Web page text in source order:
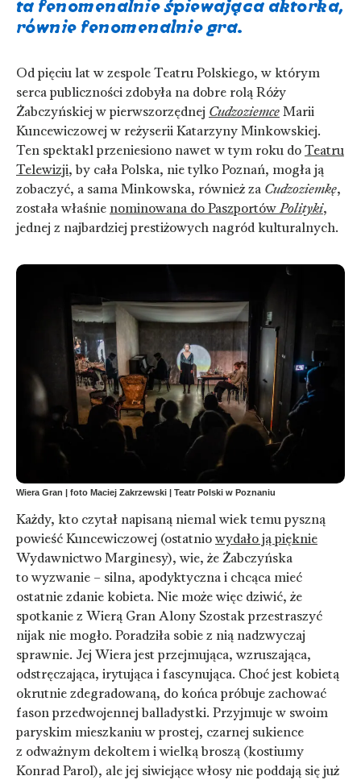
ta fenomenalnie śpiewająca aktorka,
równie fenomenalnie gra.
Od pięciu lat w zespole Teatru Polskiego, w którym
serca publiczności zdobyła na dobre rolą Róży
Żabczyńskiej w pierwszorzędnej Cudzoziemce Marii
Kuncewiczowej w reżyserii Katarzyny Minkowskiej.
Ten spektakl przeniesiono nawet w tym roku do Teatru
Telewizji, by cała Polska, nie tylko Poznań, mogła ją
zobaczyć, a sama Minkowska, również za Cudzoziemkę,
została właśnie nominowana do PaszportówPolityki,
jednej z najbardziej prestiżowych nagród kulturalnych.
Wiera Gran | foto Maciej Zakrzewski | Teatr Polski w Poznaniu
Każdy, kto czytał napisaną niemal wiek temu pyszną
powieść Kuncewiczowej (ostatnio wydało ją pięknie
Wydawnictwo Marginesy), wie, że Żabczyńska
to wyzwanie – silna, apodyktyczna i chcąca mieć
ostatnie zdanie kobieta. Nie może więc dziwić, że
spotkanie z Wierą Gran Alony Szostak przestraszyć
nijak nie mogło. Poradziła sobie z nią nadzwyczaj
sprawnie. Jej Wiera jest przejmująca, wzruszająca,
odstręczająca, irytująca i fascynująca. Choć jest kobietą
okrutnie zdegradowaną, do końca próbuje zachować
fason przedwojennej balladystki. Przyjmuje w swoim
paryskim mieszkaniu w prostej, czarnej sukience
z odważnym dekoltem i wielką broszą (kostiumy
Konrad Parol), ale jej siwiejące włosy nie poddają się już